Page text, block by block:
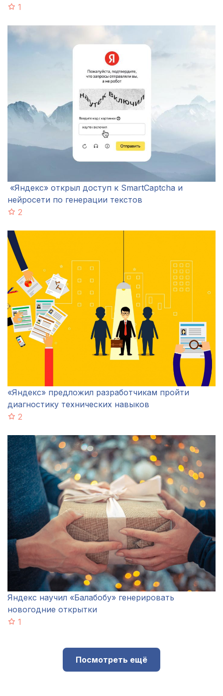
1
«Яндекс» открыл доступ к SmartCaptcha и
нейросети по генерации текстов
2
«Яндекс» предложил разработчикам пройти
диагностику технических навыков
2
Яндекс научил «Балабобу» генерировать
новогодние открытки
1
Посмотреть ещё